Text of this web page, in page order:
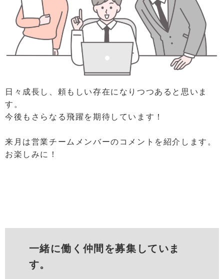
日々成長し、頼もしい存在になりつつあると思いま
す。
今後もさらなる飛躍を期待しています！
来月は営業チームメンバーのコメントを紹介します。
お楽しみに！
一緒に働く仲間を募集していま
す。